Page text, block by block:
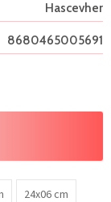
Hascevher
8680465005691
24x06 cm